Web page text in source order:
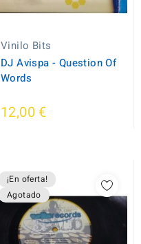
Vinilo Bits
DJ Avispa - Question Of
Words
12,00 €
¡En oferta!
Agotado